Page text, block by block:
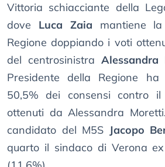
Vittoria schiacciante della
dove Luca Zaia mantiene
Regione doppiando i voti
del centrosinistra Alessandra
Presidente della Regione
50,5% dei consensi contro
ottenuti da Alessandra
candidato del M5S Jacopo
quarto il sindaco di Verona